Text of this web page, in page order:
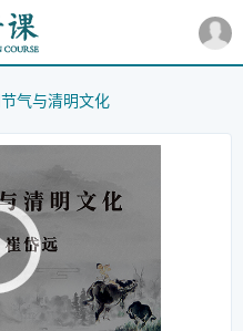
气与清明文化